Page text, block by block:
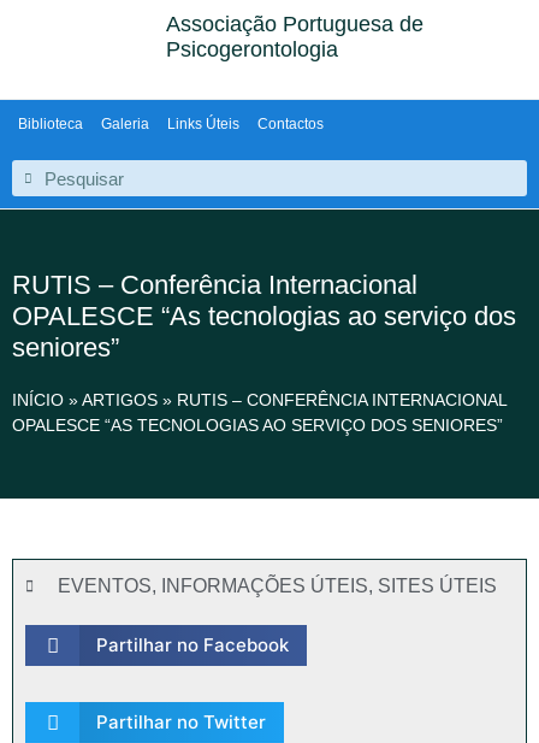
Associação Portuguesa de
Psicogerontologia
Biblioteca Galeria Links Úteis Contactos
RUTIS – Conferência Internacional
OPALESCE “As tecnologias ao serviço dos
seniores”
INÍCIO »ARTIGOS » RUTIS – CONFERÊNCIA INTERNACIONAL
OPALESCE “AS TECNOLOGIAS AO SERVIÇO DOS SENIORES”
EVENTOS, INFORMAÇÕES ÚTEIS, SITES ÚTEIS
Partilhar no Facebook
Partilhar no Twitter